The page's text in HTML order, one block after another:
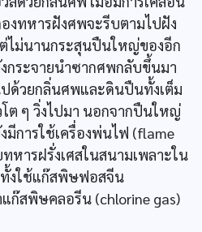
งทหารฝังศพจะรีบตามไปฝัง
ไม่นานกระสุนปืนใหญ่ของอีก
กระจายนำซากศพกลับขึ้นมา
ด้วยกลิ่นศพและดินปืนทั้งเต็ม
ต ๆ วิ่งไปมา นอกจากปืนใหญ่
การใช้เครื่องพ่นไฟ (flame
หารฝรั่งเศสในสนามเพลาะใน
ทั้งใช้แก๊สพิษฟอสจีน
แก๊สพิษคลอรีน (chlorine gas)